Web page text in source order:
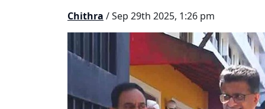
Chithra / Sep 29th 2025, 1:26 pm